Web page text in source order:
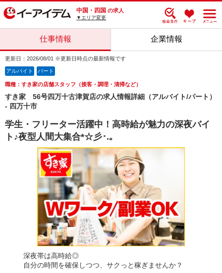
中国・四国 の求人
▼エリア変更
仕事情報 企業情報
更新日：2026/08/01 ※更新日時点の最新情報です
アルバイト パート
職種：すき家の店舗スタッフ（接客・調理・清掃など）
すき家 56号四万十古津賀店の求人情報詳細（アルバイト/パート）
- 四万十市
学生・フリーター活躍中！高時給が魅力の深夜バイ
ト♪夜型人間大集合*☆彡･.｡
深夜帯は高時給◎
自分の時間を確保しつつ、サクっと稼ぎませんか？